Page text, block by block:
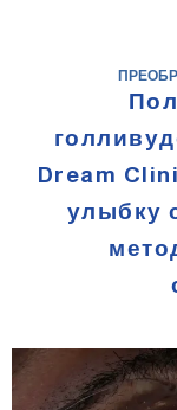
Dream
улыбку